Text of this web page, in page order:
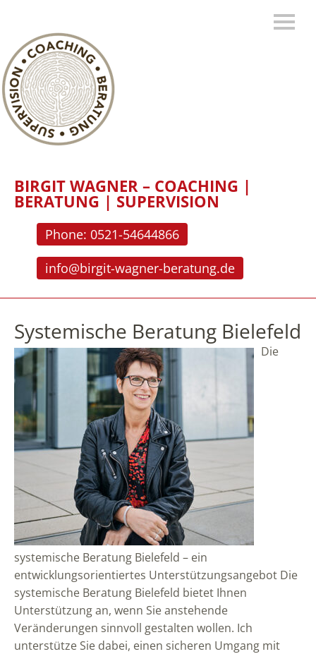
BIRGIT WAGNER – COACHING |
BERATUNG | SUPERVISION
Phone: 0521-54644866
info@birgit-wagner-beratung.de
Systemische Beratung Bielefeld
Die
systemische Beratung Bielefeld – ein
entwicklungsorientiertes Unterstützungsangebot Die
systemische Beratung Bielefeld bietet Ihnen
Unterstützung an, wenn Sie anstehende
Veränderungen sinnvoll gestalten wollen. Ich
unterstütze Sie dabei, einen sicheren Umgang mit